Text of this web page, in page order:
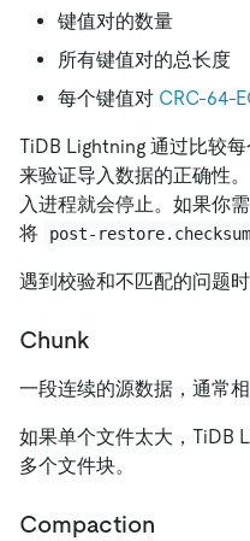
键值对的数量
所有键值对的总长度
每个键值对 CRC-64-
TiDB Lightning 通过比较
来验证导入数据的正确性
入进程就会停止。如果你
将
post-restore.checksum
遇到校验和不匹配的问题
Chunk
一段连续的源数据，通常
如果单个文件太大，TiDB
多个文件块。
Compaction